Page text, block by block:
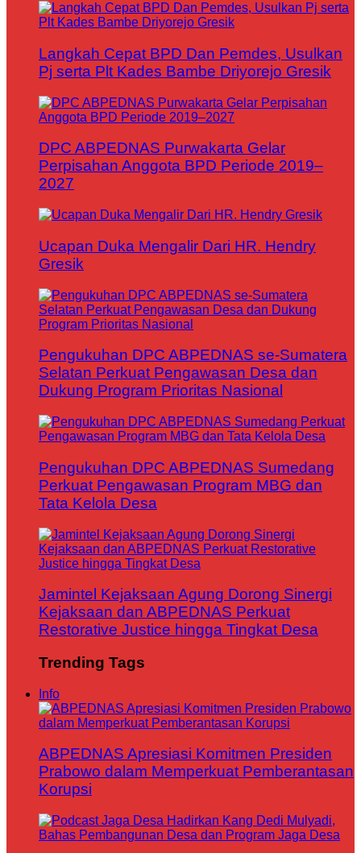
Langkah Cepat BPD Dan Pemdes, Usulkan
Pj serta Plt Kades Bambe Driyorejo Gresik
DPC ABPEDNAS Purwakarta Gelar
Perpisahan Anggota BPD Periode 2019–
2027
Ucapan Duka Mengalir Dari HR. Hendry
Gresik
Pengukuhan DPC ABPEDNAS se-Sumatera
Selatan Perkuat Pengawasan Desa dan
Dukung Program Prioritas Nasional
Pengukuhan DPC ABPEDNAS Sumedang
Perkuat Pengawasan Program MBG dan
Tata Kelola Desa
Jamintel Kejaksaan Agung Dorong Sinergi
Kejaksaan dan ABPEDNAS Perkuat
Restorative Justice hingga Tingkat Desa
Trending Tags
Info
ABPEDNAS Apresiasi Komitmen Presiden
Prabowo dalam Memperkuat Pemberantasan
Korupsi